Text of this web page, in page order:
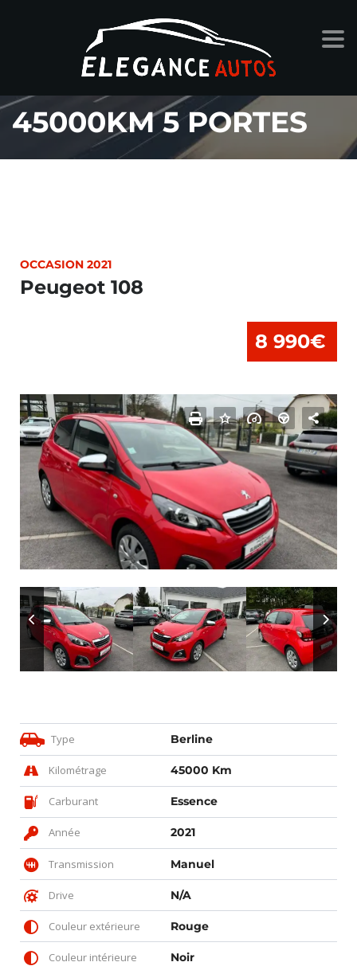
108 1L VTI 72CV AVEC
45000KM 5 PORTES
OCCASION 2021
Peugeot 108
8 990€
Type Berline
Kilométrage 45000 Km
Carburant Essence
Année 2021
Transmission Manuel
Drive N/A
Couleur extérieure Rouge
Couleur intérieure Noir